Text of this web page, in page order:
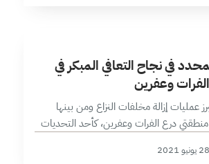
في نجاح التعافي المبكر في
وعفرين
إزالة مخلفات النزاع ومن بينها
منطقتي درع الفرات وعفرين، كأحد التحديات
في سبيل تحقيق التعافي المبكر، رغم
28 يونيو 2021